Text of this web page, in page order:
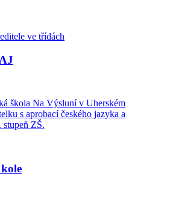
ve třídách
škola Na Výsluní v Uherském
s aprobací českého jazyka a
ZŠ.